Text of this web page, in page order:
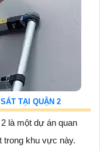
TẠI QUẬN 2
là một dự án quan
trong khu vực này.